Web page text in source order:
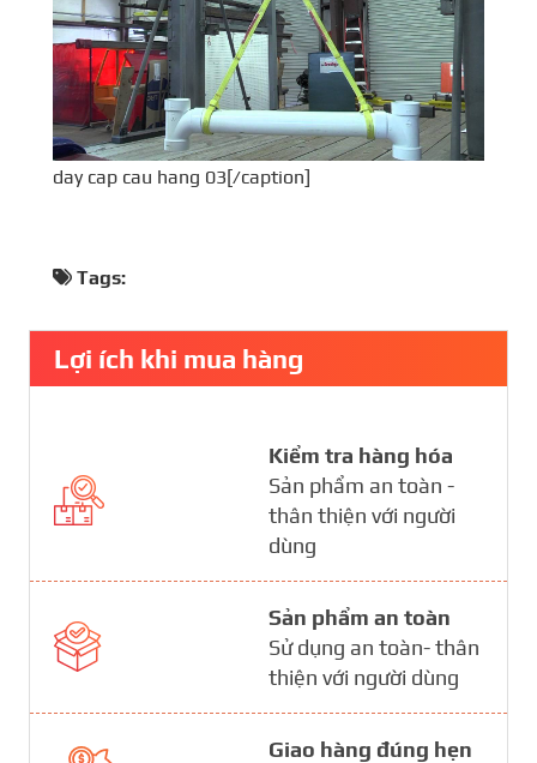
day cap cau hang 03[/caption]
Tags:
Lợi ích khi mua hàng
Kiểm tra hàng hóa
Sản phẩm an toàn -
thân thiện với người
dùng
Sản phẩm an toàn
Sử dụng an toàn- thân
thiện với người dùng
Giao hàng đúng hẹn